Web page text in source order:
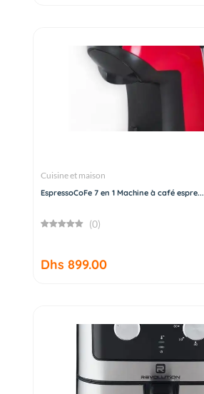
Cuisine et maison
EspressoCoFe 7 en 1 Machine à café espre...
(0)
Dhs 899.00